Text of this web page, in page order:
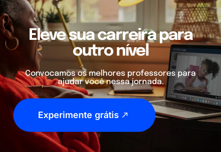
Eleve sua carreira para
outro nível
Convocamos os melhores professores para
ajudar você nessa jornada.
Experimente grátis